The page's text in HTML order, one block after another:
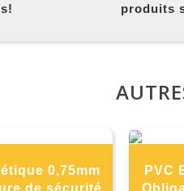
produits
0,75mm
de sécurité
PVC